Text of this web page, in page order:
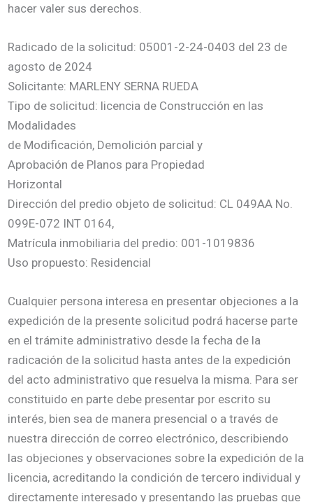
hacer valer sus derechos.
Radicado de la solicitud: 05001-2-24-0403 del 23 de
agosto de 2024
Solicitante: MARLENY SERNA RUEDA
Tipo de solicitud: licencia de Construcción en las
Modalidades
de Modificación, Demolición parcial y
Aprobación de Planos para Propiedad
Horizontal
Dirección del predio objeto de solicitud: CL 049AA No.
099E-072 INT 0164,
Matrícula inmobiliaria del predio: 001-1019836
Uso propuesto: Residencial
Cualquier persona interesa en presentar objeciones a la
expedición de la presente solicitud podrá hacerse parte
en el trámite administrativo desde la fecha de la
radicación de la solicitud hasta antes de la expedición
del acto administrativo que resuelva la misma. Para ser
constituido en parte debe presentar por escrito su
interés, bien sea de manera presencial o a través de
nuestra dirección de correo electrónico, describiendo
las objeciones y observaciones sobre la expedición de la
licencia, acreditando la condición de tercero individual y
directamente interesado y presentando las pruebas que